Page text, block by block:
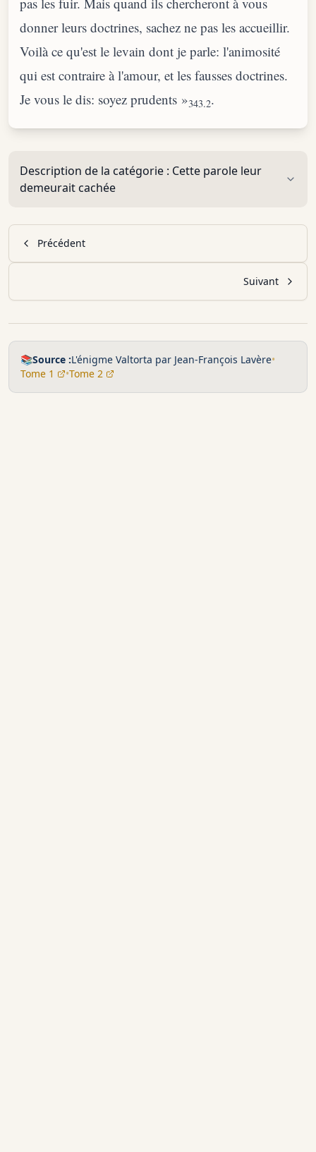
donner leurs doctrines, sachez ne pas les accueillir.
Voilà ce qu'est le levain dont je parle: l'animosité
qui est contraire à l'amour, et les fausses doctrines.
Je vous le dis: soyez prudents »343.2.
Description de la catégorie : Cette parole leur
demeurait cachée
Précédent
Suivant
📚Source :L'énigme Valtorta par Jean-François Lavère•
Tome 1
•Tome 2